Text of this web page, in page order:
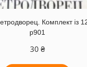
Комплект із 12
р901
30 ₴